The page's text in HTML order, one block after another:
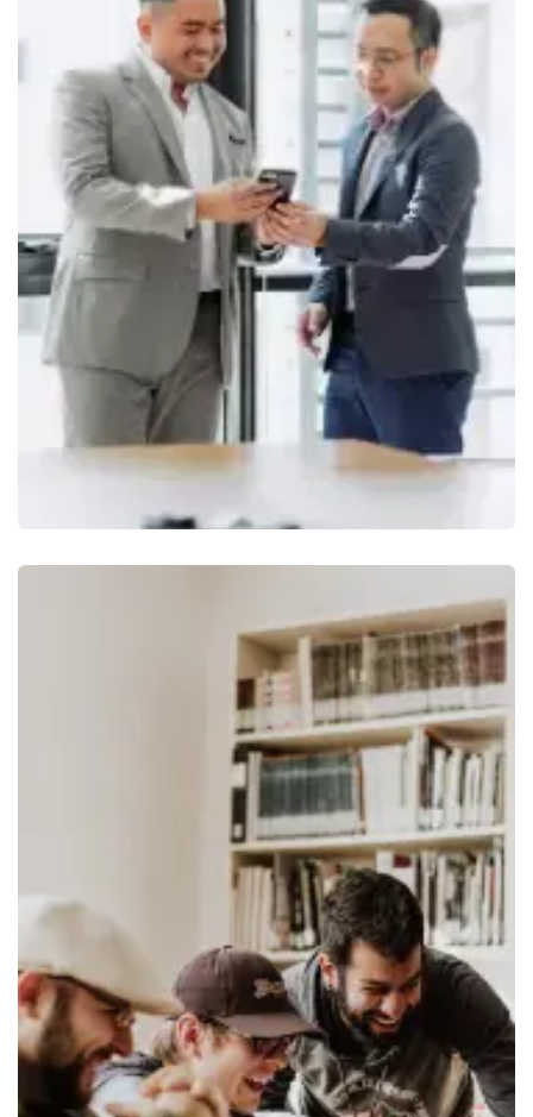
Thiết kế giải pháp và triển khai Odoo
A1 Consulting giàu chuyên môn trong việc thiết kế hệ thống
Odoo theo quy trình thực tế, từ khảo sát, cấu hình, kiểm
thử, chuyển đổi dữ liệu đến Go-live.
Tùy chỉnh và tích hợp Odoo